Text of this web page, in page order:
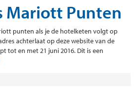
Mariott Punten
punten als je de hotelketen volgt op
achterlaat op deze website van de
tot en met 21 juni 2016. Dit is een